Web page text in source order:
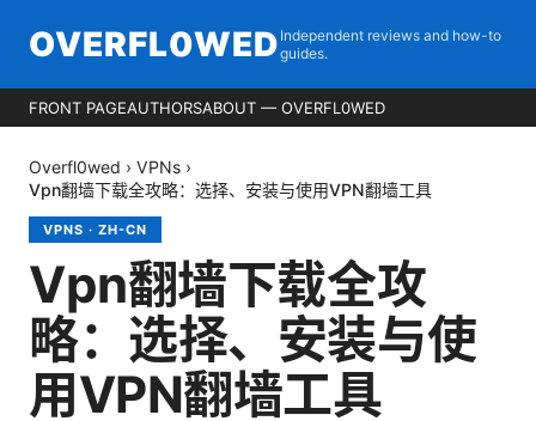
OVERFL0WED Independent reviews and how-to
guides.
FRONT PAGEAUTHORSABOUT — OVERFL0WED
Overfl0wed › VPNs ›
Vpn翻墙下载全攻略：选择、安装与使用VPN翻墙工具
VPNS · ZH-CN
Vpn翻墙下载全攻
略：选择、安装与使
用VPN翻墙工具